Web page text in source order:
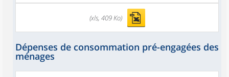
(xls, 409 Ko)
Dépenses de consommation pré-engagées des
ménages